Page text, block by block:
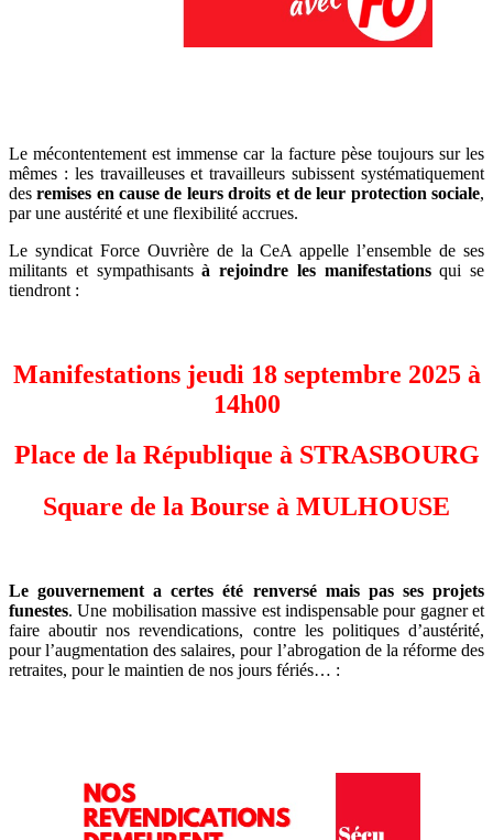
Le mécontentement est immense car la facture pèse toujours sur les
mêmes : les travailleuses et travailleurs subissent systématiquement
desremises en cause de leurs droits et de leur protection sociale,
par une austérité et une flexibilité accrues.
Le syndicat Force Ouvrière de la CeA appelle l’ensemble de ses
militants et sympathisantsà rejoindre les manifestationsqui se
tiendront :
Manifestations jeudi 18 septembre 2025 à
14h00
Place de la République à STRASBOURG
Square de la Bourse à MULHOUSE
Le gouvernement a certes été renversé mais pas ses projets
funestes. Une mobilisation massive est indispensable pour gagner et
faire aboutir nos revendications, contre les politiques d’austérité,
pour l’augmentation des salaires, pour l’abrogation de la réforme des
retraites, pour le maintien de nos jours fériés… :